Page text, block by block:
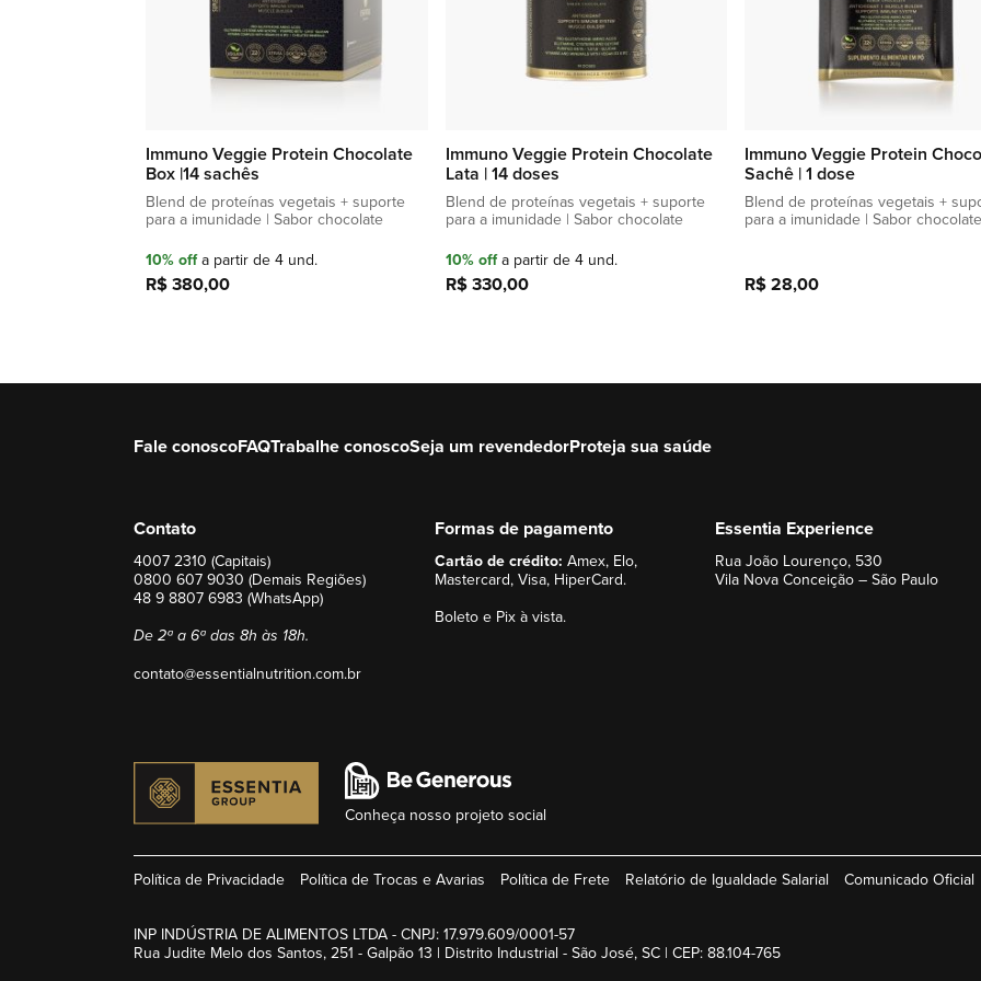
Immuno Veggie Protein Chocolate
Box |14 sachês
Blend de proteínas vegetais + suporte
para a imunidade | Sabor chocolate
10% offa partir de 4 und.
R$ 380,00
Adicionar à sacola
Immuno Veggie Protein Chocolate
Lata | 14 doses
Blend de proteínas vegetais + suporte
para a imunidade | Sabor chocolate
10% offa partir de 4 und.
R$ 330,00
Adicionar à sacola
Immuno Veggie Protein
Sachê | 1 dose
Blend de proteínas vegetais +
para a imunidade | Sabor chocolate
R$ 28,00
Adicionar à sacola
Contato
4007 2310 (Capitais)
0800 607 9030 (Demais Regiões)
48 9 8807 6983 (WhatsApp)
De 2ª a 6ª das 8h às 18h.
contato@essentialnutrition.com.br
Formas de pagamento
Cartão de crédito: Amex, Elo,
Mastercard, Visa, HiperCard.
Boleto e Pix à vista.
Essentia Experience
Rua João Lourenço, 530
Vila Nova Conceição – São Paulo
Fale conoscoFAQTrabalhe conoscoSeja um revendedorProteja sua saúde
Conheça nosso projeto social
Política de Privacidade Política de Trocas e Avarias Política de Frete Relatório de Igualdade Salarial Comunicado Oficial
INP INDÚSTRIA DE ALIMENTOS LTDA - CNPJ: 17.979.609/0001-57
Rua Judite Melo dos Santos, 251 - Galpão 13 | Distrito Industrial - São José, SC | CEP: 88.104-765